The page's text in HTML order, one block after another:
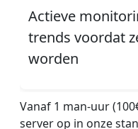
Actieve
trends voordat
worden
Vanaf 1 man-uur
server op in onze